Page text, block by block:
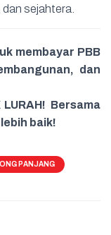
sejahtera.
membayar PBB
dan
Bersama
baik!
PANJANG